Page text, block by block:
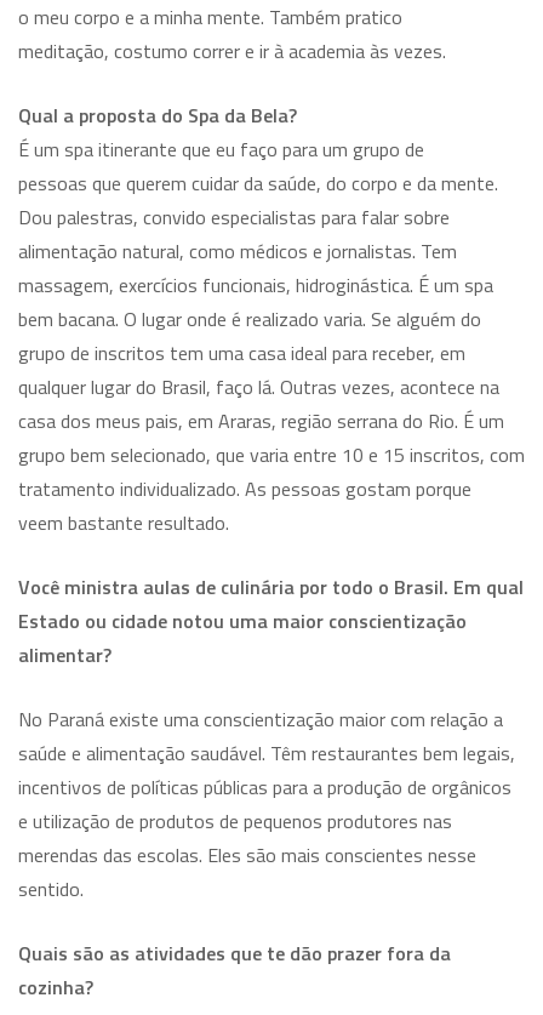
o meu corpo e a minha mente. Também pratico
meditação, costumo correr e ir à academia às vezes.
Qual a proposta do Spa da Bela?
É um spa itinerante que eu faço para um grupo de
pessoas que querem cuidar da saúde, do corpo e da mente.
Dou palestras, convido especialistas para falar sobre
alimentação natural, como médicos e jornalistas. Tem
massagem, exercícios funcionais, hidroginástica. É um spa
bem bacana. O lugar onde é realizado varia. Se alguém do
grupo de inscritos tem uma casa ideal para receber, em
qualquer lugar do Brasil, faço lá. Outras vezes, acontece na
casa dos meus pais, em Araras, região serrana do Rio. É um
grupo bem selecionado, que varia entre 10 e 15 inscritos, com
tratamento individualizado. As pessoas gostam porque
veem bastante resultado.
Você ministra aulas de culinária por todo o Brasil. Em qual
Estado ou cidade notou uma maior conscientização
alimentar?
No Paraná existe uma conscientização maior com relação a
saúde e alimentação saudável. Têm restaurantes bem legais,
incentivos de políticas públicas para a produção de orgânicos
e utilização de produtos de pequenos produtores nas
merendas das escolas. Eles são mais conscientes nesse
sentido.
Quais são as atividades que te dão prazer fora da
cozinha?